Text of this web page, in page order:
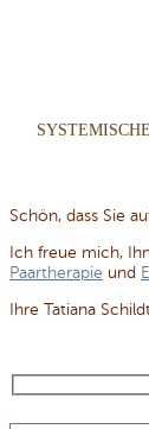
Schön, dass Sie
Ich freue mich,
Paartherapie und
Ihre Tatiana